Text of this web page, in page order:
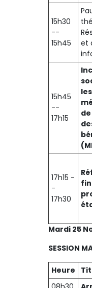
15h30
--
15h45
thé
et
15h45
--
17h15
les
17h15 -
-
17h30
Mardi 25
SESSION
Heure